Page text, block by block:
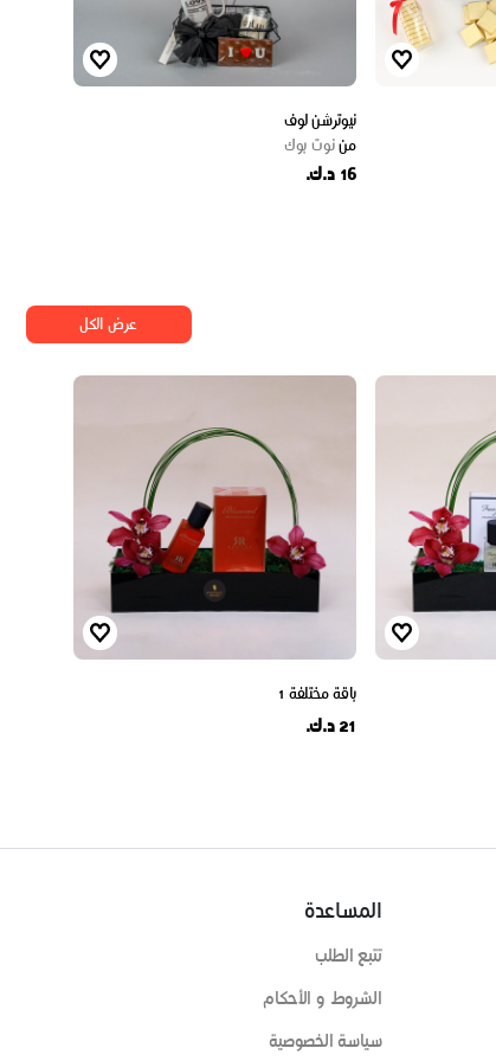
نيوترشن لوف
مننوت بوك
16 د.ك.
عرض الكل
باقة مختلفة 1
21 د.ك.
المساعدة
تتبع الطلب
الشروط و الأحكام
سياسة الخصوصية